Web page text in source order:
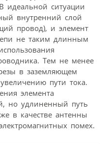
идеальной ситуации
внутренний слой
провод), и элемент
не таким длинным
Тем не менее
в заземляющем
пути тока.
элемента
но удлиненный путь
в качестве антенны
помех.